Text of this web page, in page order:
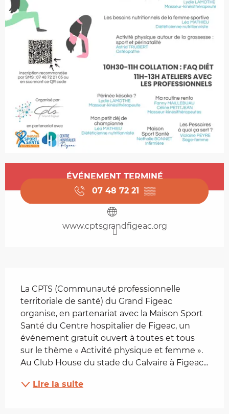
Ouverture et coordonnées
ÉVÉNEMENT TERMINÉ
07 48 72 21 ▒▒
www.cptsgrandfigeac.org
La CPTS (Communauté professionnelle
territoriale de santé) du Grand Figeac
organise, en partenariat avec la Maison Sport
Santé du Centre hospitalier de Figeac, un
événement gratuit ouvert à toutes et tous
sur le thème « Activité physique et femme ».
Au Club House du stade du Calvaire à Figeac...
Lire la suite